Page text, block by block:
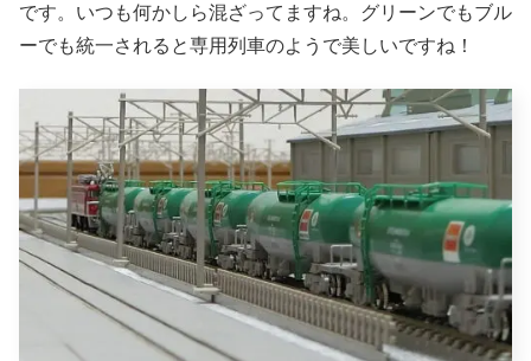
です。いつも何かしら混ざってますね。グリーンでもブル
ーでも統一されると専用列車のようで美しいですね！